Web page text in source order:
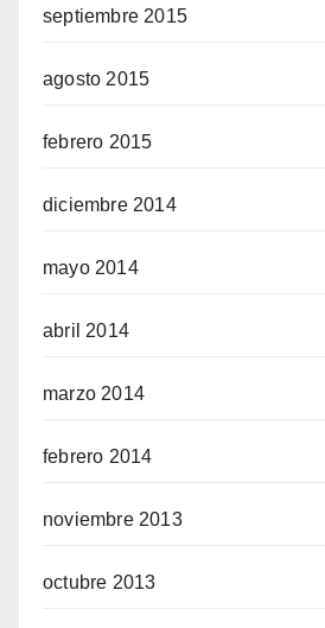
septiembre 2015
agosto 2015
febrero 2015
diciembre 2014
mayo 2014
abril 2014
marzo 2014
febrero 2014
noviembre 2013
octubre 2013